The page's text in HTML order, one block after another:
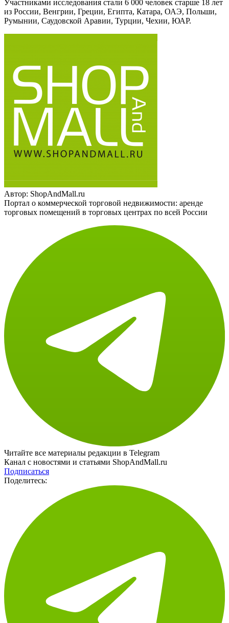
Участниками исследования стали 6 000 человек старше 18 лет
из России, Венгрии, Греции, Египта, Катара, ОАЭ, Польши,
Румынии, Саудовской Аравии, Турции, Чехии, ЮАР.
Автор: ShopAndMall.ru
Портал о коммерческой торговой недвижимости: аренде
торговых помещений в торговых центрах по всей России
Читайте все материалы редакции в Telegram
Канал с новостями и статьями ShopAndMall.ru
Подписаться
Поделитесь: